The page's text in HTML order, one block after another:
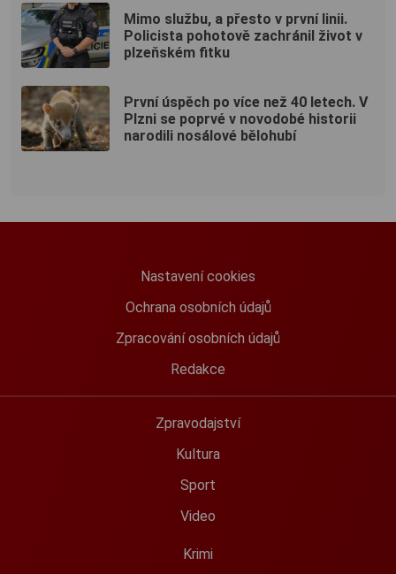
Mimo službu, a přesto v první linii.
Policista pohotově zachránil život v
plzeňském fitku
První úspěch po více než 40 letech. V
Plzni se poprvé v novodobé historii
narodili nosálové bělohubí
Nastavení cookies
Ochrana osobních údajů
Zpracování osobních údajů
Redakce
Zpravodajství
Kultura
Sport
Video
Krimi